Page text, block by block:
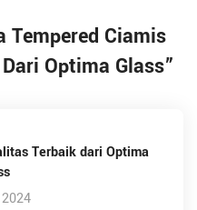
Tempered Ciamis
Optima Glass”
Terbaik dari Optima